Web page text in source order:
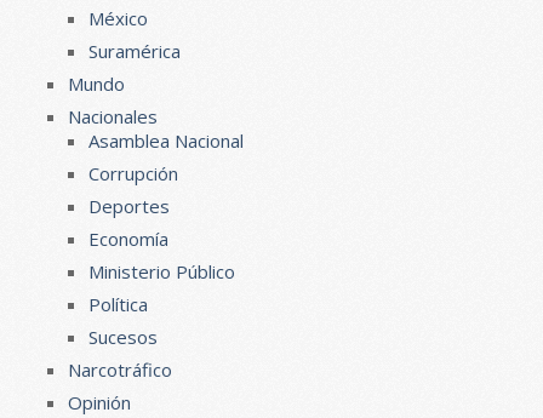
México
Suramérica
Mundo
Nacionales
Asamblea Nacional
Corrupción
Deportes
Economía
Ministerio Público
Política
Sucesos
Narcotráfico
Opinión